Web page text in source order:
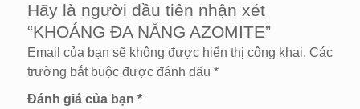
Hãy là người đầu tiên nhận xét
“KHOÁNG ĐA NĂNG AZOMITE”
Email của bạn sẽ không được hiển thị công khai. Các
trường bắt buộc được đánh dấu *
Đánh giá của bạn *